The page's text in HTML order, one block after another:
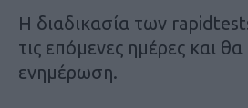
Η διαδικασία των
τις επόμενες ημέρες και
ενημέρωση.